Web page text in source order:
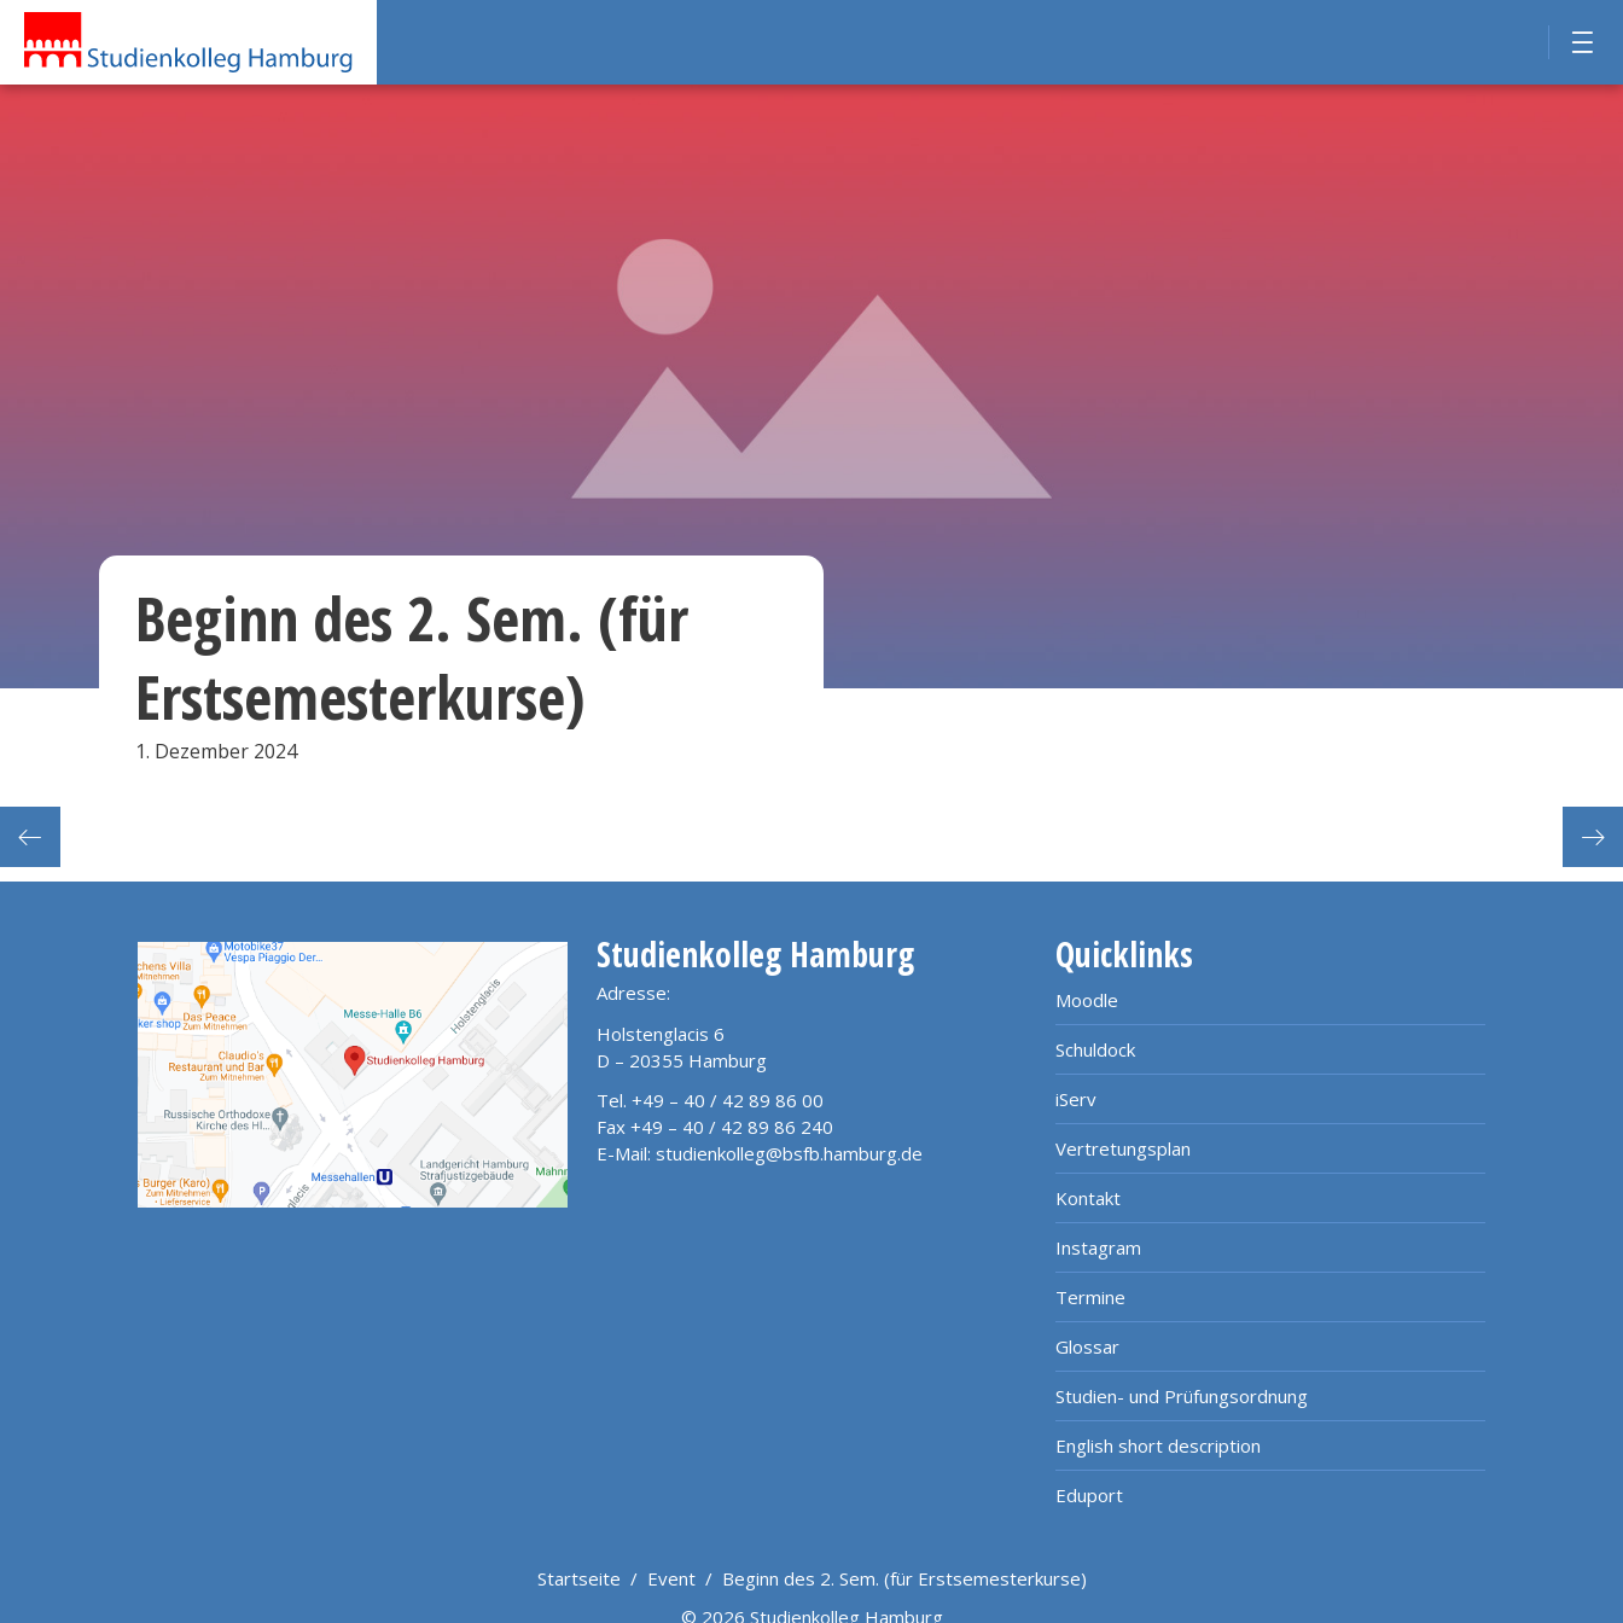
Beginn des 2. Sem. (für
Erstsemesterkurse)
1. Dezember 2024
Studienkolleg Hamburg
Adresse:
Holstenglacis 6
D – 20355 Hamburg
Tel. +49 – 40 / 42 89 86 00
Fax +49 – 40 / 42 89 86 240
E-Mail: studienkolleg@bsfb.hamburg.de
Quicklinks
Moodle
Schuldock
iServ
Vertretungsplan
Kontakt
Instagram
Termine
Glossar
Studien- und Prüfungsordnung
English short description
Eduport
Startseite / Event/ Beginn des 2. Sem. (für Erstsemesterkurse)
© 2026 Studienkolleg Hamburg